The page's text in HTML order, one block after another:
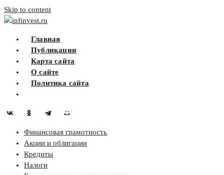
Skip to content
infinvest.ru
Главная
Публикации
Карта сайта
О сайте
Политика сайта
Финансовая грамотность
Акции и облигации
Кредиты
Налоги